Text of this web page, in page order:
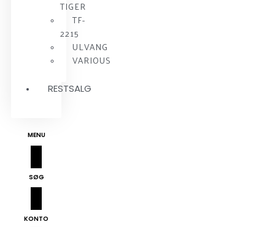
TIGER
TF-
2215
ULVANG
VARIOUS
RESTSALG
MENU
SØG
KONTO